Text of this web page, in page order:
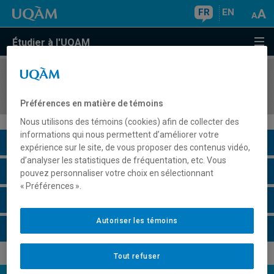
FR EN
Étudier à l'UQAM
COURS//
Description du cours
Horaire - Été 2026
Préférences en matière de témoins
Nous utilisons des témoins (cookies) afin de collecter des
informations qui nous permettent d’améliorer votre
expérience sur le site, de vous proposer des contenus vidéo,
d’analyser les statistiques de fréquentation, etc. Vous
pouvez personnaliser votre choix en sélectionnant
« Préférences ».
Tout refuser
Autoriser les témoins